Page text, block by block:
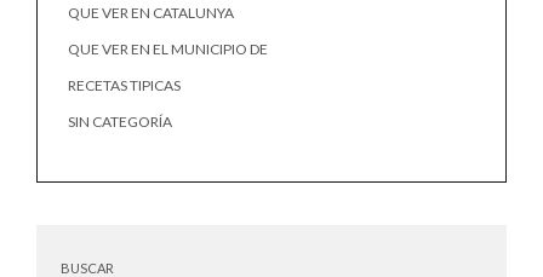
QUE VER EN CATALUNYA
QUE VER EN EL MUNICIPIO DE
RECETAS TIPICAS
SIN CATEGORÍA
BUSCAR